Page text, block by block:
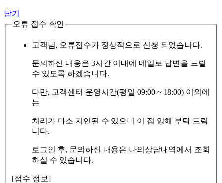
닫기
오류 접수 확인
고객님, 오류접수가 정상적으로 신청 되었습니다.
문의하신 내용은 3시간 이내에 메일로 답변을 드릴
수 있도록 하겠습니다.
다만, 고객센터 운영시간(평일 09:00 ~ 18:00) 이외에
는
처리가 다소 지연될 수 있으니 이 점 양해 부탁 드립
니다.
로그인 후, 문의하신 내용은 나의상담내역에서 조회
하실 수 있습니다.
[접수 정보]